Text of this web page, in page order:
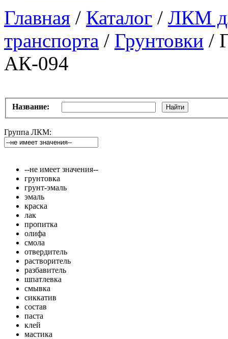
Главная / Каталог / ЛКМ
транспорта / Грунтовки /
АК-094
Название: Найти
Группа ЛКМ:
--не имеет значения--
грунтовка
грунт-эмаль
эмаль
краска
лак
пропитка
олифа
смола
отвердитель
растворитель
разбавитель
шпатлевка
смывка
сиккатив
состав
паста
клей
мастика